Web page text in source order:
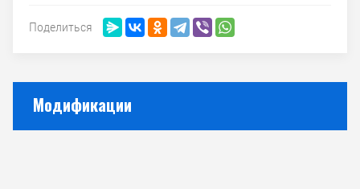
Поделиться
Модификации